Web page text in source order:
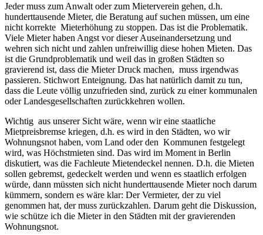
Jeder muss zum Anwalt oder zum Mieterverein gehen, d.h.
hunderttausende Mieter, die Beratung auf suchen müssen, um eine
nicht korrekte Mieterhöhung zu stoppen. Das ist die Problematik.
Viele Mieter haben Angst vor dieser Auseinandersetzung und
wehren sich nicht und zahlen unfreiwillig diese hohen Mieten. Das
ist die Grundproblematik und weil das in großen Städten so
gravierend ist, dass die Mieter Druck machen, muss irgendwas
passieren. Stichwort Enteignung. Das hat natürlich damit zu tun,
dass die Leute völlig unzufrieden sind, zurück zu einer kommunalen
oder Landesgesellschaften zurückkehren wollen.
Wichtig aus unserer Sicht wäre, wenn wir eine staatliche
Mietpreisbremse kriegen, d.h. es wird in den Städten, wo wir
Wohnungsnot haben, vom Land oder den Kommunen festgelegt
wird, was Höchstmieten sind. Das wird im Moment in Berlin
diskutiert, was die Fachleute Mietendeckel nennen. D.h. die Mieten
sollen gebremst, gedeckelt werden und wenn es staatlich erfolgen
würde, dann müssten sich nicht hunderttausende Mieter noch darum
kümmern, sondern es wäre klar: Der Vermieter, der zu viel
genommen hat, der muss zurückzahlen. Darum geht die Diskussion,
wie schütze ich die Mieter in den Städten mit der gravierenden
Wohnungsnot.